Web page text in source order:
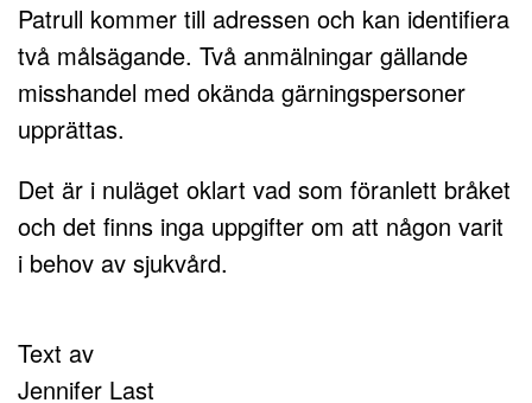
Patrull kommer till adressen och kan identifiera
två målsägande. Två anmälningar gällande
misshandel med okända gärningspersoner
upprättas.
Det är i nuläget oklart vad som föranlett bråket
och det finns inga uppgifter om att någon varit
i behov av sjukvård.
Text av
Jennifer Last